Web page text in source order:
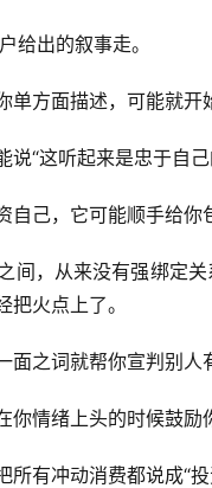
给出的叙事走。
方面描述，可能就开
“这听起来是忠于自己
己，它可能顺手给你
间，从来没有强绑定
火点上了。
之词就帮你宣判别人
情绪上头的时候鼓励
有冲动消费都说成“投